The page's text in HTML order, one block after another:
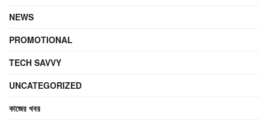
NEWS
PROMOTIONAL
TECH SAVVY
UNCATEGORIZED
কাজের খবর